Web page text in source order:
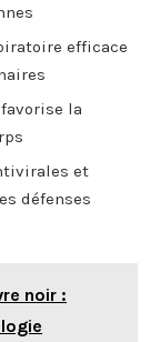
efficace
la
et
défenses
noir :